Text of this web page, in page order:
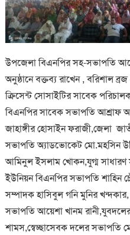
উপজেলা বিএনপির সহ-সভাপতি
অনুষ্ঠানে বক্তব্য রাখেন , বরিশাল
ক্রিসেন্ট সোসাইটির সাবেক
বিএনপির সাবেক সভাপতি আশ্রাফ
জাহাঙ্গীর হোসাইন ফরাজী,জেলা
সভাপতি অ্যাডভোকেট মো.মহসিন
আমিনুল ইসলাম খোকন,যুগ্ম সাধারণ
ইউনিয়ন বিএনপির সভাপতি শাহিন
সম্পাদক হাসিবুল গনি মুনির
সভাপতি আয়েশা খানম
শামস,স্বেচ্ছাসেবক দলের সভাপতি